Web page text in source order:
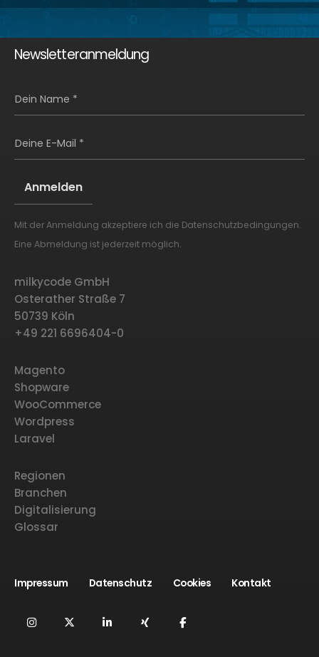
Newsletteranmeldung
Dein Name *
Deine E-Mail *
Mit der Anmeldung akzeptiere ich die Datenschutzbedingungen.
Eine Abmeldung ist jederzeit möglich.
milkycode GmbH
Osterather Straße 7
50739 Köln
+49 221 6696404-0
Magento
Shopware
WooCommerce
Wordpress
Laravel
Regionen
Branchen
Digitalisierung
Glossar
Impressum Datenschutz Cookies Kontakt